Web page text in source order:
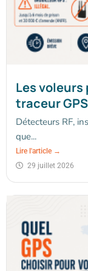
Les
traceur
Détecteurs RF,
que...
Lire l'article →
29 juillet 2026